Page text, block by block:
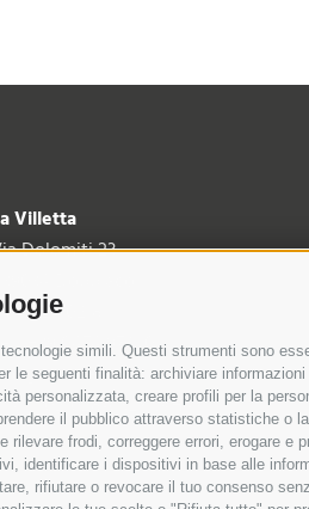
simili. Questi strumenti sono
le seguenti finalità: archiviare
personalizzata, creare profili per la
il pubblico attraverso statistiche
frodi, correggere errori, erogare
identificare i dispositivi in base alle
rifiutare o revocare il tuo consenso
Villetta
Dolomiti 23
+39 0474 972 101
villetta.it
IT021028A13LYKVH4Y